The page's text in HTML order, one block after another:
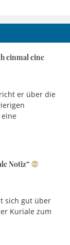
einmal eine
er über die
Notiz”
sich gut über
Kuriale zum